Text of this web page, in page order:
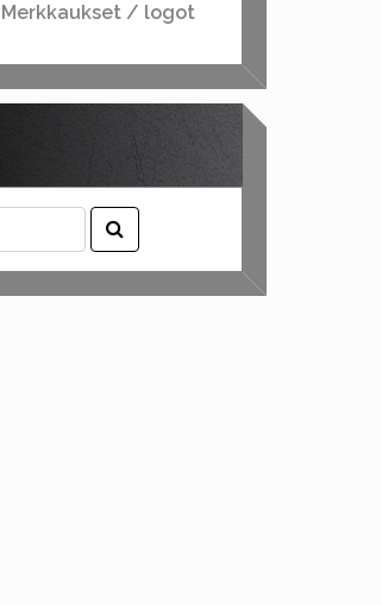
/ logot